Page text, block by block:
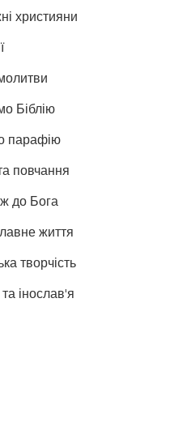
християни
Біблію
парафію
повчання
до Бога
життя
творчість
інослав'я